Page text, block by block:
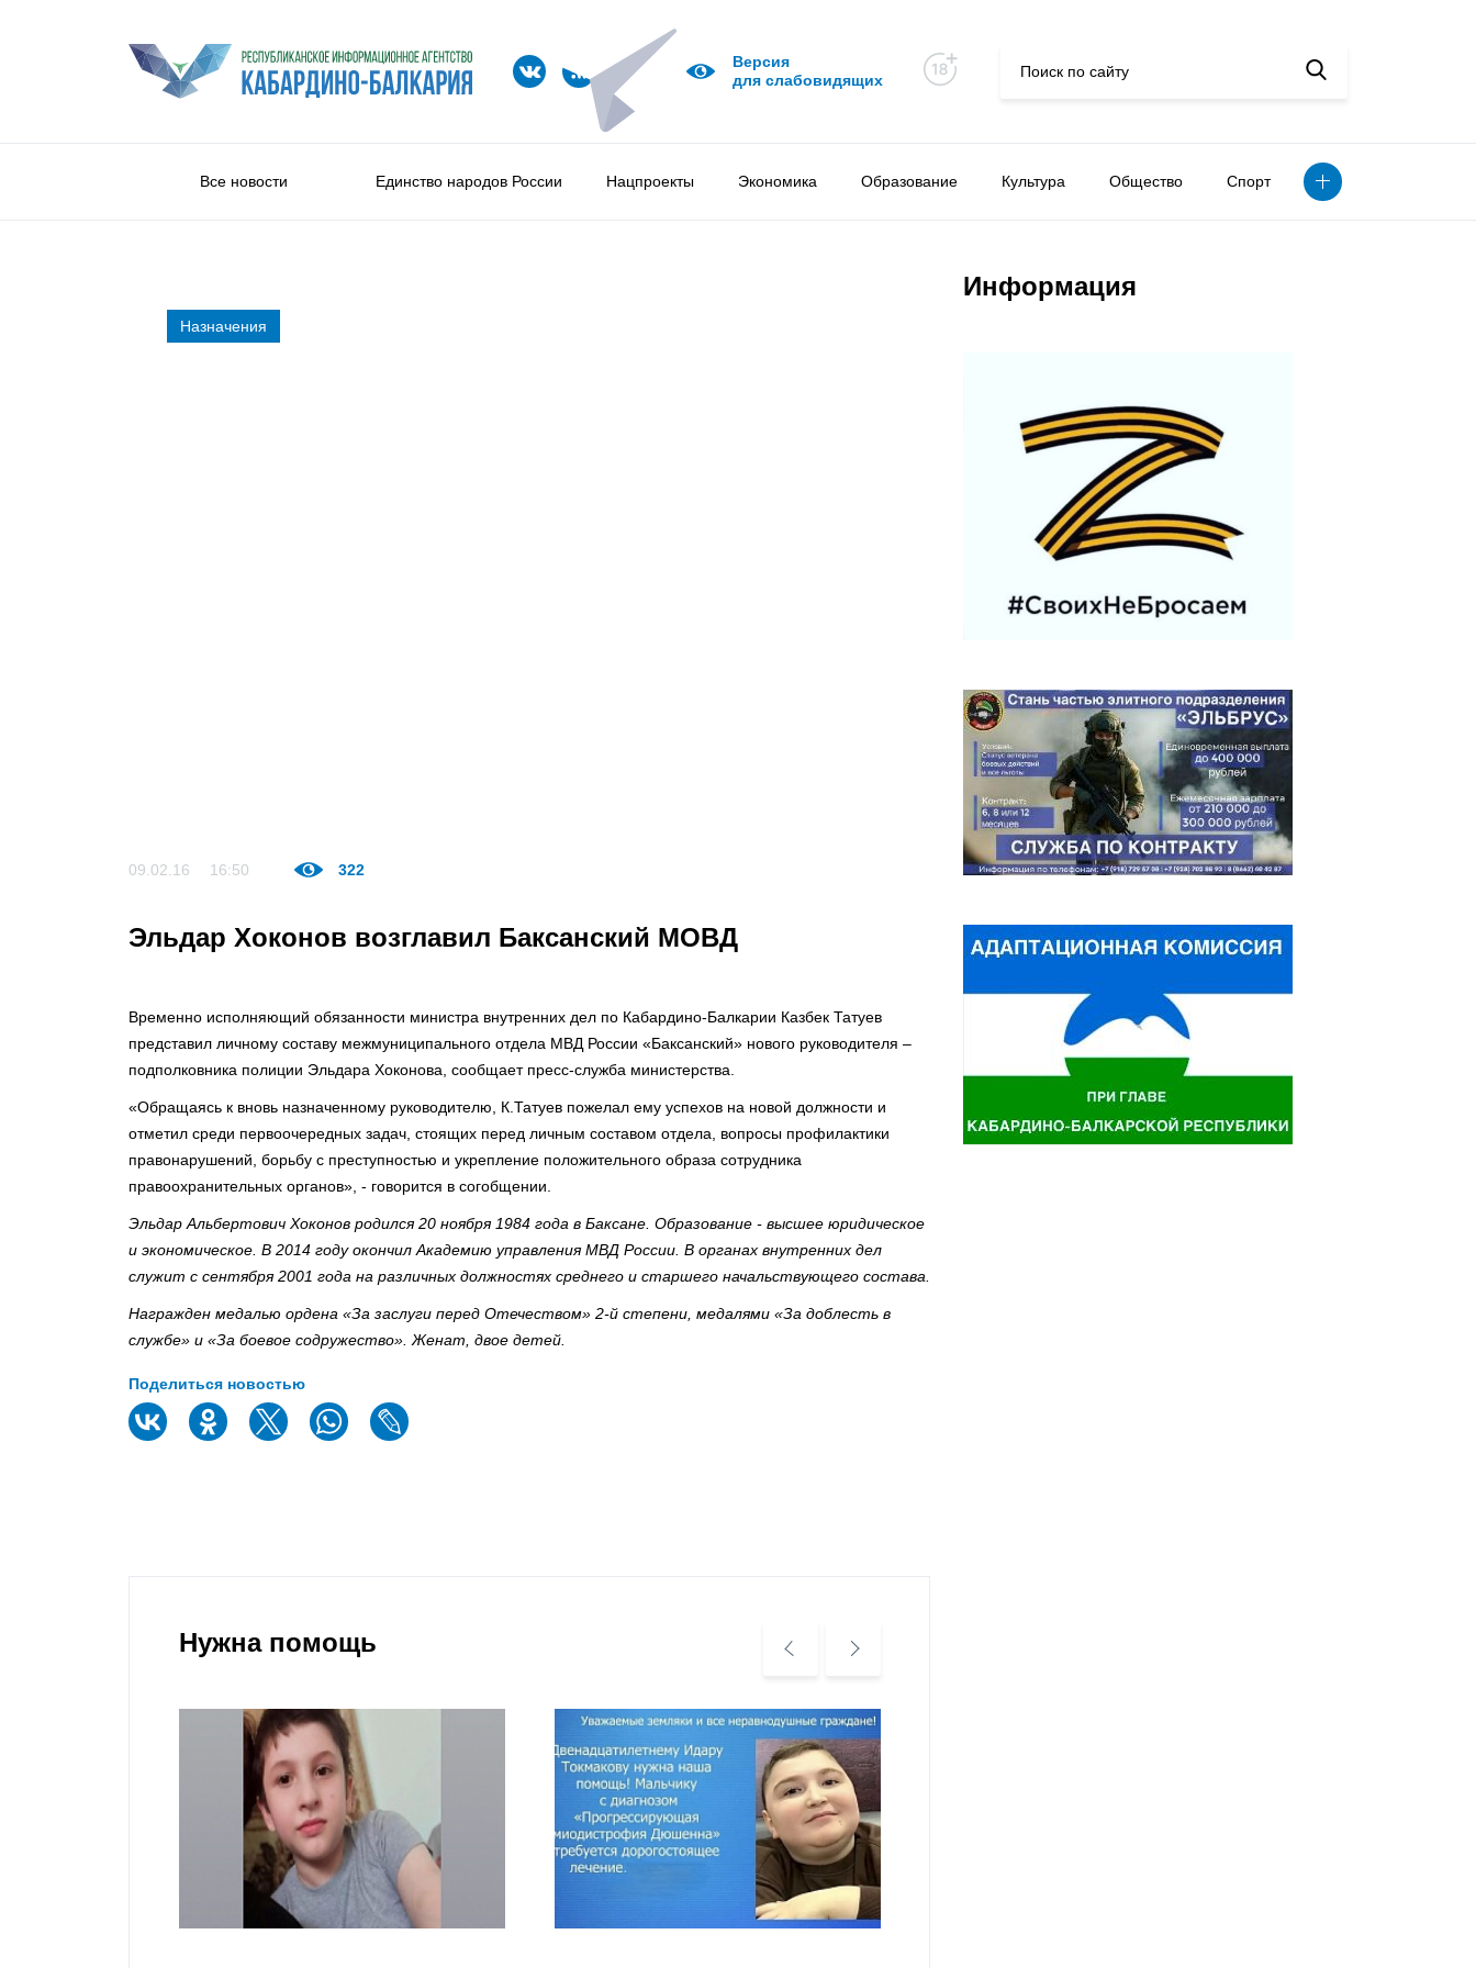
Версия
для слабовидящих
Все новости Единство народов России Нацпроекты Экономика Образование Культура Общество Спорт
Назначения
09.02.16 16:50 322
Эльдар Хоконов возглавил Баксанский МОВД
Временно исполняющий обязанности министра внутренних дел по Кабардино-Балкарии Казбек Татуев
представил личному составу межмуниципального отдела МВД России «Баксанский» нового руководителя –
подполковника полиции Эльдара Хоконова, сообщает пресс-служба министерства.
«Обращаясь к вновь назначенному руководителю, К.Татуев пожелал ему успехов на новой должности и
отметил среди первоочередных задач, стоящих перед личным составом отдела, вопросы профилактики
правонарушений, борьбу с преступностью и укрепление положительного образа сотрудника
правоохранительных органов», - говорится в согобщении.
Эльдар Альбертович Хоконов родился 20 ноября 1984 года в Баксане. Образование - высшее юридическое
и экономическое. В 2014 году окончил Академию управления МВД России. В органах внутренних дел
служит с сентября 2001 года на различных должностях среднего и старшего начальствующего состава.
Награжден медалью ордена «За заслуги перед Отечеством» 2-й степени, медалями «За доблесть в
службе» и «За боевое содружество». Женат, двое детей.
Поделиться новостью
Информация
Нужна помощь